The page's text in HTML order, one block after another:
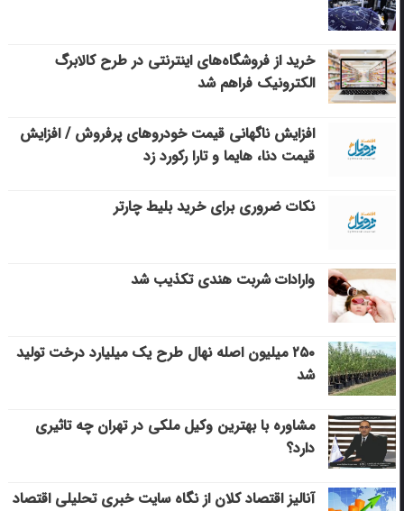
خرید از فروشگاه‌های اینترنتی در طرح کالابرگ
الکترونیک فراهم شد
افزایش ناگهانی قیمت خودروهای پرفروش / افزایش
قیمت دنا، هایما و تارا رکورد زد
نکات ضروری برای خرید بلیط چارتر
وارادات شربت هندی تکذیب شد
۲۵۰ میلیون اصله نهال طرح یک میلیارد درخت تولید
شد
مشاوره با بهترین وکیل ملکی در تهران چه تاثیری
دارد؟
آنالیز اقتصاد کلان از نگاه سایت خبری تحلیلی اقتصاد